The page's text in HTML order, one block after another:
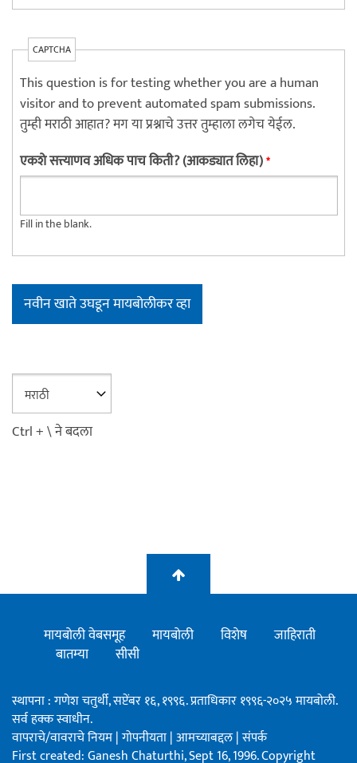
CAPTCHA
This question is for testing whether you are a human
visitor and to prevent automated spam submissions.
तुम्ही मराठी आहात? मग या प्रश्नाचे उत्तर तुम्हाला लगेच येईल.
एकशे सत्त्याणव अधिक पाच किती? (आकड्यात लिहा)*
Fill in the blank.
Ctrl + \ ने बदला
मायबोली वेबसमूह मायबोली विशेष
जाहिराती
बातम्या
सीसी
स्थापना : गणेश चतुर्थी, सप्टेंबर १६, १९९६. प्रताधिकार १९९६-२०२५ मायबोली.
सर्व हक्क स्वाधीन.
वापराचे/वावराचे नियम|गोपनीयता|आमच्याबद्दल|संपर्क
First created: Ganesh Chaturthi, Sept 16, 1996. Copyright